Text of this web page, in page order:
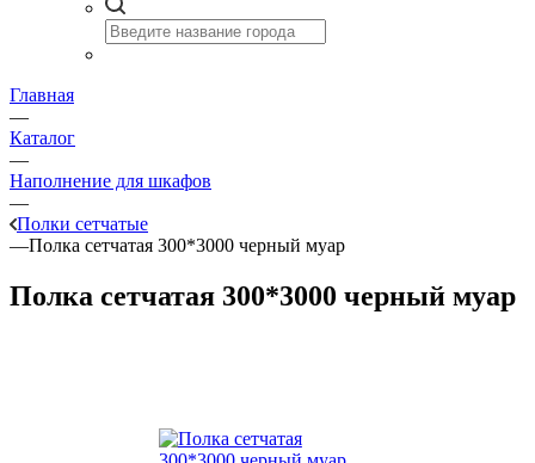
Главная
—
Каталог
—
Наполнение для шкафов
—
Полки сетчатые
—Полка сетчатая 300*3000 черный муар
Полка сетчатая 300*3000 черный муар